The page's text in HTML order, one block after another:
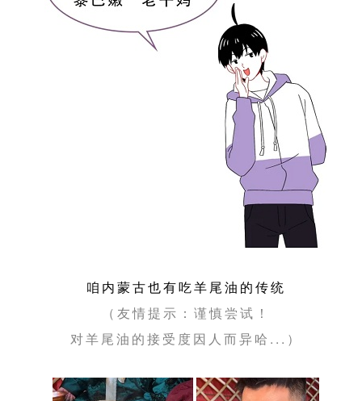
咱内蒙古也有吃羊尾油的传统
（友情提示：谨慎尝试！
对羊尾油的接受度因人而异哈...）